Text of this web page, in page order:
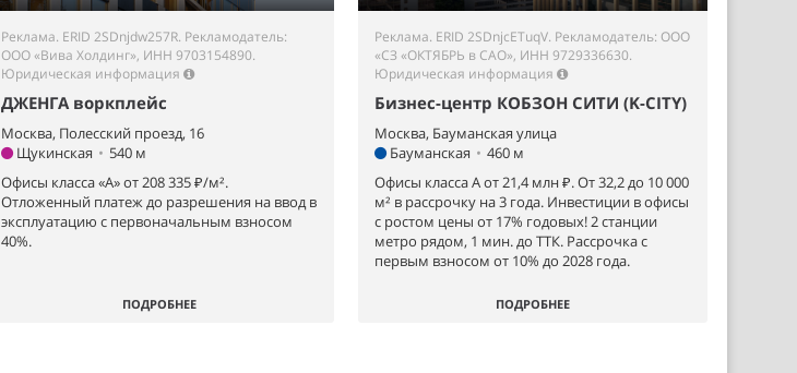
Реклама. ERID 2SDnjdw257R. Рекламодатель:
ООО «Вива Холдинг», ИНН 9703154890.
Юридическая информация
ДЖЕНГА воркплейс
Москва, Полесский проезд, 16
Щукинская • 540 м
Офисы класса «А» от 208 335 ₽/м².
Отложенный платеж до разрешения на ввод в
эксплуатацию с первоначальным взносом
40%.
ПОДРОБНЕЕ
Реклама. ERID 2SDnjcETuqV. Рекламодатель: ООО
«СЗ «ОКТЯБРЬ в САО», ИНН 9729336630.
Юридическая информация
Бизнес-центр КОБЗОН СИТИ (K-CITY)
Москва, Бауманская улица
Бауманская • 460 м
Офисы класса А от 21,4 млн ₽. От 32,2 до 10 000
м² в рассрочку на 3 года. Инвестиции в офисы
с ростом цены от 17% годовых! 2 станции
метро рядом, 1 мин. до ТТК. Рассрочка с
первым взносом от 10% до 2028 года.
ПОДРОБНЕЕ